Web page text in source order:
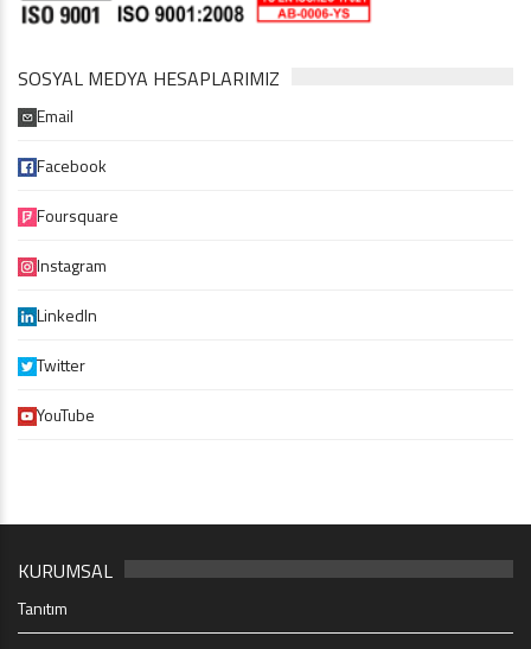
SOSYAL MEDYA HESAPLARIMIZ
Email
Facebook
Foursquare
Instagram
LinkedIn
Twitter
YouTube
KURUMSAL
Tanıtım